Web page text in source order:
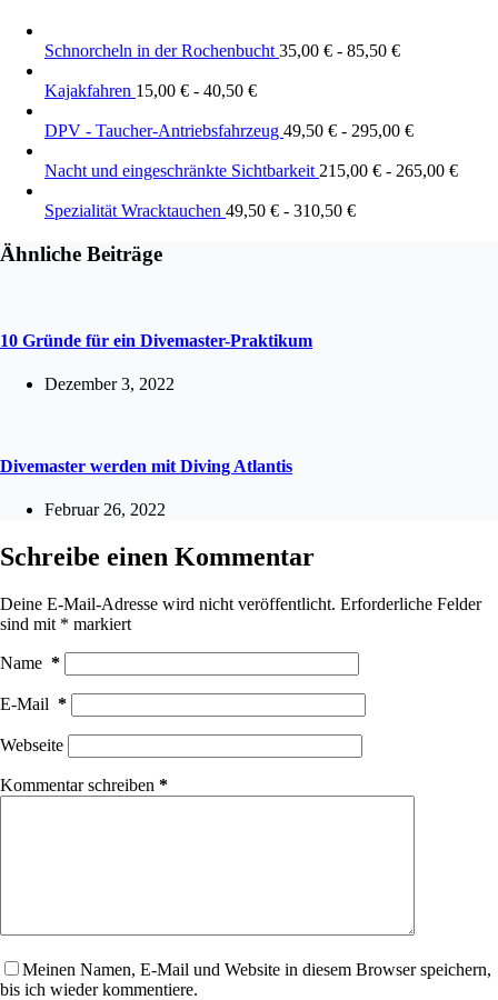
Schnorcheln in der Rochenbucht35,00 € - 85,50 €
Kajakfahren 15,00 € - 40,50 €
DPV - Taucher-Antriebsfahrzeug 49,50 € - 295,00 €
Nacht und eingeschränkte Sichtbarkeit215,00 € - 265,00 €
Spezialität Wracktauchen 49,50 € - 310,50 €
Ähnliche Beiträge
10 Gründe für ein Divemaster-Praktikum
Dezember 3, 2022
Divemaster werden mit Diving Atlantis
Februar 26, 2022
Schreibe einen Kommentar
Deine E-Mail-Adresse wird nicht veröffentlicht. Erforderliche Felder
sind mit * markiert
Name *
E-Mail *
Webseite
Kommentar schreiben *
Meinen Namen, E-Mail und Website in diesem Browser speichern,
bis ich wieder kommentiere.